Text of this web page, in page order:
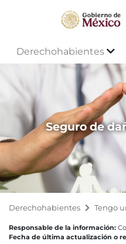
Derechohabientes
Seguro de
Derechohabientes Tengo
Responsable de la información:
Fecha de última actualización o